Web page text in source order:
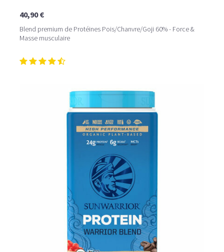
Pour un effet optimal sur la récupération après l'effort,
consommez votre
shaker protéiné
dans l’heure qui suit
la séance d’entraînement. Dans le cadre d’une perte de
poids, la protéine peut intervenir en tant que collation à
11h et 16h. Comment mieux les savourer? Mixez les
protéines poudresavec des fruits et légumes et du lait
végétal, vous obtiendrez ainsi un délicieux
40,90 €
Blend premium de Protéines Pois/Chanvre/Goji 60% - Force &
Masse musculaire